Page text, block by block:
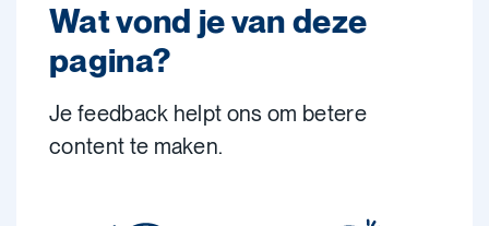
Wat vond je van deze
pagina?
Je feedback helpt ons om betere
content te maken.